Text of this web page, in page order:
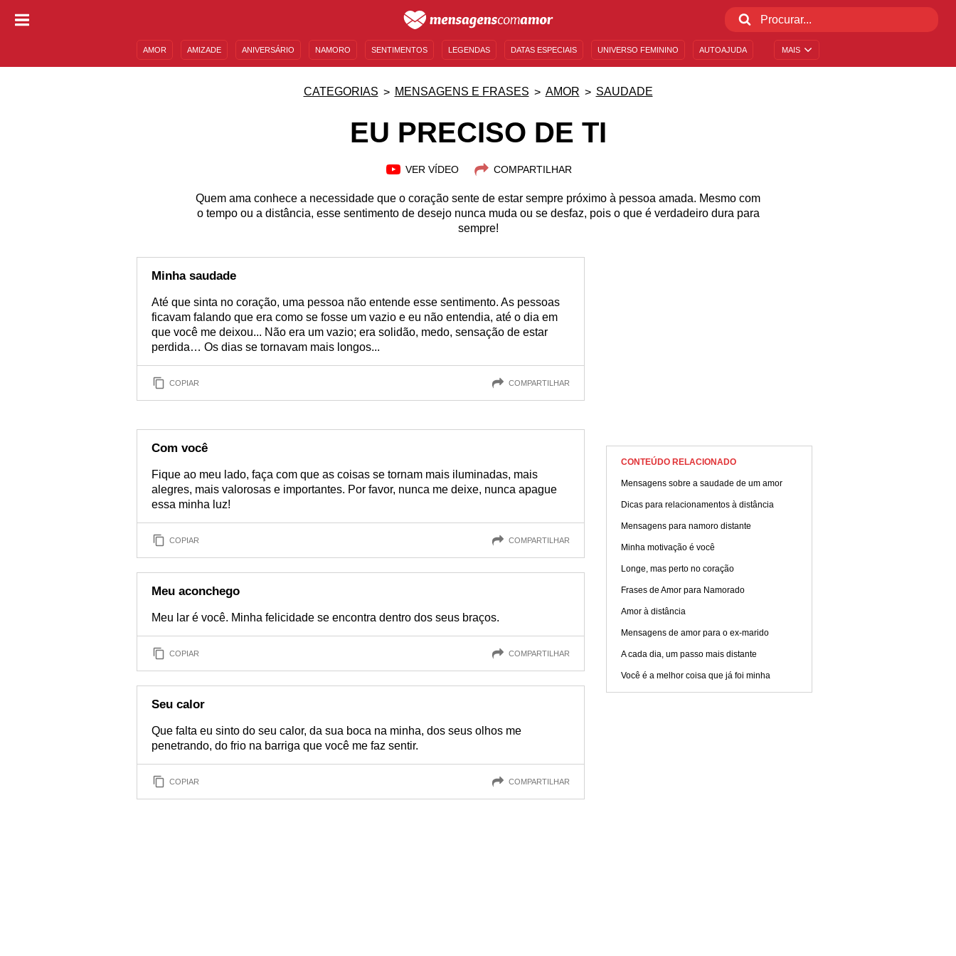
MAIS
AMOR AMIZADE ANIVERSÁRIO NAMORO SENTIMENTOS LEGENDAS DATAS ESPECIAIS UNIVERSO FEMININO AUTOAJUDA
CATEGORIAS MENSAGENS E FRASES AMOR SAUDADE
EU PRECISO DE TI
VER VÍDEO COMPARTILHAR
Quem ama conhece a necessidade que o coração sente de estar sempre próximo à pessoa amada. Mesmo com
o tempo ou a distância, esse sentimento de desejo nunca muda ou se desfaz, pois o que é verdadeiro dura para
sempre!
Minha saudade
Até que sinta no coração, uma pessoa não entende esse sentimento. As pessoas
ficavam falando que era como se fosse um vazio e eu não entendia, até o dia em
que você me deixou... Não era um vazio; era solidão, medo, sensação de estar
perdida… Os dias se tornavam mais longos...
COPIAR COMPARTILHAR
Com você
Fique ao meu lado, faça com que as coisas se tornam mais iluminadas, mais
alegres, mais valorosas e importantes. Por favor, nunca me deixe, nunca apague
essa minha luz!
COPIAR COMPARTILHAR
Meu aconchego
Meu lar é você. Minha felicidade se encontra dentro dos seus braços.
COPIAR COMPARTILHAR
Seu calor
Que falta eu sinto do seu calor, da sua boca na minha, dos seus olhos me
penetrando, do frio na barriga que você me faz sentir.
COPIAR COMPARTILHAR
CONTEÚDO RELACIONADO
Mensagens sobre a saudade de um amor
Dicas para relacionamentos à distância
Mensagens para namoro distante
Minha motivação é você
Longe, mas perto no coração
Frases de Amor para Namorado
Amor à distância
Mensagens de amor para o ex-marido
A cada dia, um passo mais distante
Você é a melhor coisa que já foi minha